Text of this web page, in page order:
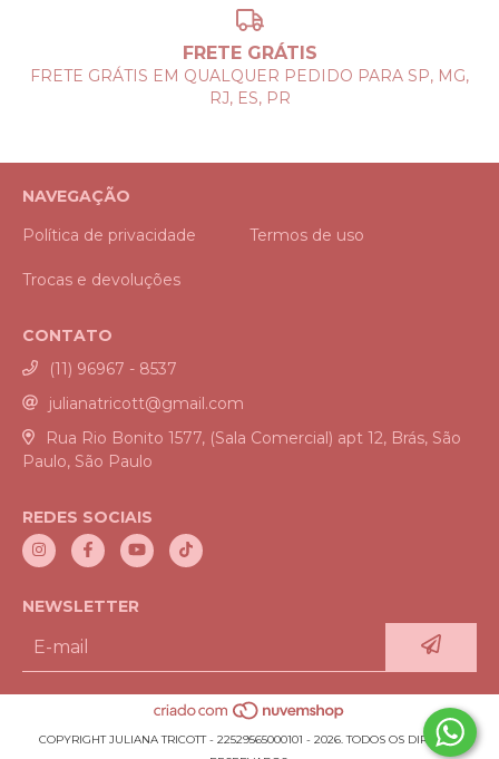
FRETE GRÁTIS
FRETE GRÁTIS EM QUALQUER PEDIDO PARA SP, MG,
RJ, ES, PR
NAVEGAÇÃO
Política de privacidade
Termos de uso
Trocas e devoluções
CONTATO
(11) 96967 - 8537
julianatricott@gmail.com
Rua Rio Bonito 1577, (Sala Comercial) apt 12, Brás, São
Paulo, São Paulo
REDES SOCIAIS
NEWSLETTER
COPYRIGHT JULIANA TRICOTT - 22529565000101 - 2026. TODOS OS DIREITOS